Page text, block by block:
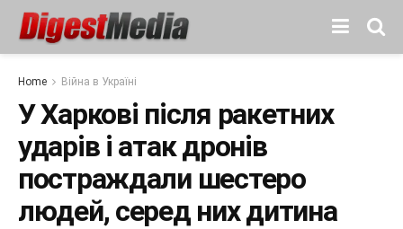
Home Війна в Україні
У Харкові після ракетних
ударів і атак дронів
постраждали шестеро
людей, серед них дитина